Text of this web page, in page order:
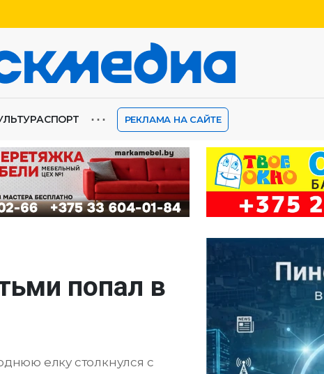
СПОРТ ⋯ РЕКЛАМА НА САЙТЕ
попал в
елку столкнулся с